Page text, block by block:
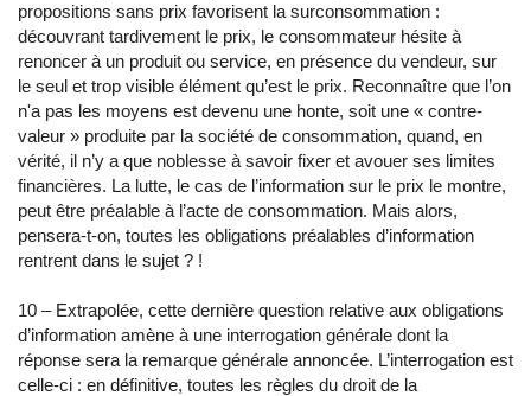
propositions sans prix favorisent la surconsommation :
découvrant tardivement le prix, le consommateur hésite à
renoncer à un produit ou service, en présence du vendeur, sur
le seul et trop visible élément qu’est le prix. Reconnaître que l’on
n'a pas les moyens est devenu une honte, soit une « contre-
valeur » produite par la société de consommation, quand, en
vérité, il n’y a que noblesse à savoir fixer et avouer ses limites
financières. La lutte, le cas de l’information sur le prix le montre,
peut être préalable à l’acte de consommation. Mais alors,
pensera-t-on, toutes les obligations préalables d’information
rentrent dans le sujet ? !
10 – Extrapolée, cette dernière question relative aux obligations
d’information amène à une interrogation générale dont la
réponse sera la remarque générale annoncée. L’interrogation est
celle-ci : en définitive, toutes les règles du droit de la